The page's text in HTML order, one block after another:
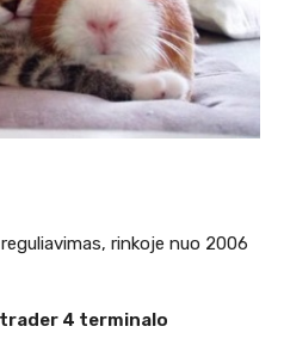
rinkoje nuo 2006
4 terminalo